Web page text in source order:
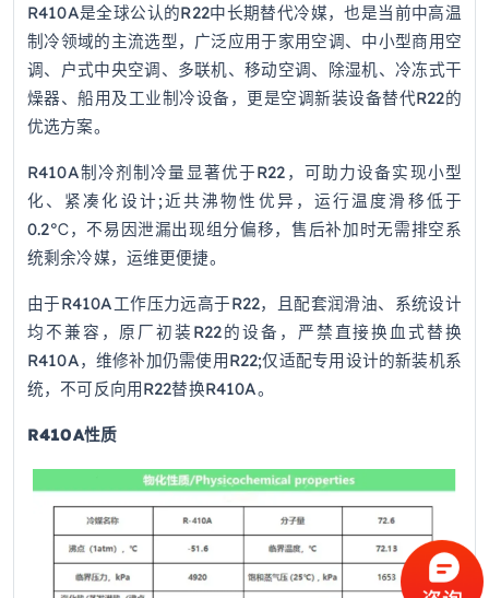
R410A是全球公认的R22中长期替代冷媒，也是当前中高温
制冷领域的主流选型，广泛应用于家用空调、中小型商用空
调、户式中央空调、多联机、移动空调、除湿机、冷冻式干
燥器、船用及工业制冷设备，更是空调新装设备替代R22的
优选方案。
R410A制冷剂制冷量显著优于R22，可助力设备实现小型
化、紧凑化设计;近共沸物性优异，运行温度滑移低于
0.2℃，不易因泄漏出现组分偏移，售后补加时无需排空系
统剩余冷媒，运维更便捷。
由于R410A工作压力远高于R22，且配套润滑油、系统设计
均不兼容，原厂初装R22的设备，严禁直接换血式替换
R410A，维修补加仍需使用R22;仅适配专用设计的新装机系
统，不可反向用R22替换R410A。
R410A性质